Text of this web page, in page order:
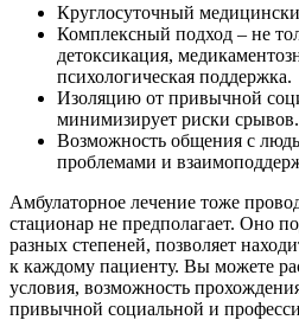
Круглосуточный
Комплексный подход – не
детоксикация,
психологическая поддержка.
Изоляцию от привычной
минимизирует риски срывов.
Возможность общения с
проблемами и
Амбулаторное лечение тоже
стационар не предполагает. Оно
разных степеней, позволяет
к каждому пациенту. Вы можете
условия, возможность
привычной социальной и